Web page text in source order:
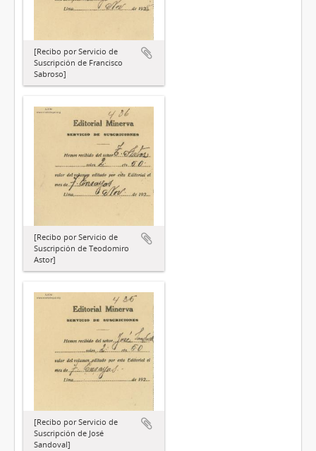
[Recibo por Servicio de
Suscripción de Francisco
Sabroso]
[Recibo por Servicio de
Suscripción de Teodomiro
Astor]
[Recibo por Servicio de
Suscripción de José
Sandoval]